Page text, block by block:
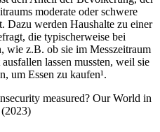
moderate oder schwere
Dazu werden Haushalte zu einer
die typischerweise bei
wie z.B. ob sie im Messzeitraum
lassen mussten, weil sie
um Essen zu kaufen¹.
measured? Our World in